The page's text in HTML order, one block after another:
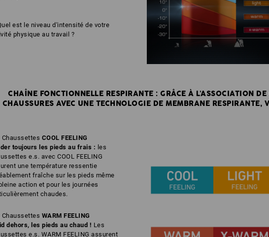
est le niveau d'intensité de votre
physique au travail ?
CHAÎNE FONCTIONNELLE RESPIRANTE : GRÂCE À L'ASSOCIATION
CHAUSSURES AVEC UNE TECHNOLOGIE DE MEMBRANE
Chaussettes COOL FEELING
toujours les pieds au frais : les
e.s. avec COOL FEELING
une température ressentie
fraîche sur les pieds même
action et pour les journées
chaudes.
Chaussettes WARM FEELING
dehors, les pieds au chaud ! Les
e.s. WARM FEELING assurent